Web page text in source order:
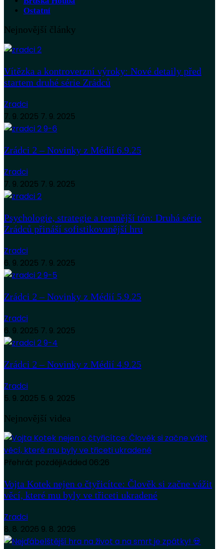
Ostatní
Nejnovější články
Vítězka a kontroverzní výroky: Nové detaily před
startem druhé série Zrádců
Zradci
7. 9. 2025 7. 9. 2025
Zrádci 2 – Novinky z Médií 6.9.25
Zradci
7. 9. 2025 7. 9. 2025
Psychologie, strategie a temnější tón: Druhá série
Zrádců přináší sofistikovanější hru
Zradci
6. 9. 2025 7. 9. 2025
Zrádci 2 – Novinky z Médií 5.9.25
Zradci
6. 9. 2025 7. 9. 2025
Zrádci 2 – Novinky z Médií 4.9.25
Zradci
5. 9. 2025 5. 9. 2025
Nejnovější videa
Přehrát pozdějiAdded 06:26
Vojta Kotek nejen o čtyřicítce: Člověk si začne vážit
věcí, které mu byly ve třiceti ukradené
Zradci
8. 8. 2026 9. 8. 2026